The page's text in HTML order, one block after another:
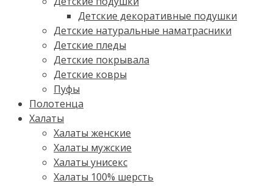
Детские декоративные подушки
Детские натуральные наматрасники
Детские пледы
Детские покрывала
Детские ковры
Пуфы
Полотенца
Халаты
Халаты женские
Халаты мужские
Халаты унисекс
Халаты 100% шерсть